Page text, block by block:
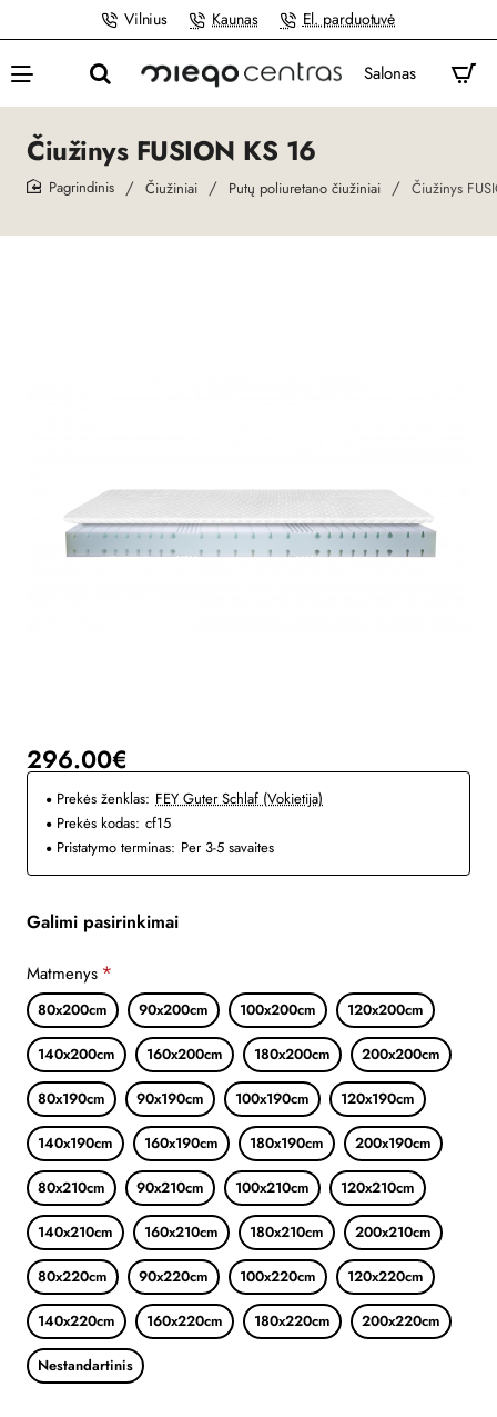
Vilnius Kaunas El. parduotuvė
Salonas
Čiužinys FUSION KS 16
Čiužiniai Putų poliuretano čiužiniai Čiužinys
296.00€
Prekės ženklas: FEY Guter Schlaf (Vokietija)
Prekės kodas: cf15
Pristatymo terminas: Per 3-5 savaites
Galimi pasirinkimai
Matmenys
80x200cm 90x200cm 100x200cm 120x200cm
140x200cm 160x200cm 180x200cm 200x200cm
80x190cm 90x190cm 100x190cm 120x190cm
140x190cm 160x190cm 180x190cm 200x190cm
80x210cm 90x210cm 100x210cm 120x210cm
140x210cm 160x210cm 180x210cm 200x210cm
80x220cm 90x220cm 100x220cm 120x220cm
140x220cm 160x220cm 180x220cm 200x220cm
Nestandartinis